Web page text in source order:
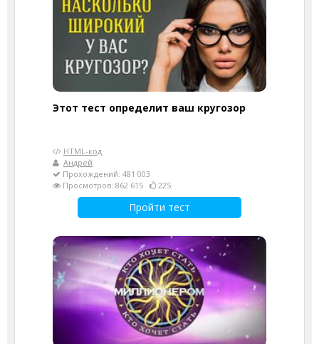
Этот тест определит ваш кругозор
HTML-код
Андрей
Прохождений: 481 003
Просмотров: 862 615
225
Пройти тест